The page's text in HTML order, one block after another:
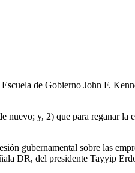
de Gobierno John F.
y, 2) que para reganar la
gubernamental sobre las
DR, del presidente Tayyip